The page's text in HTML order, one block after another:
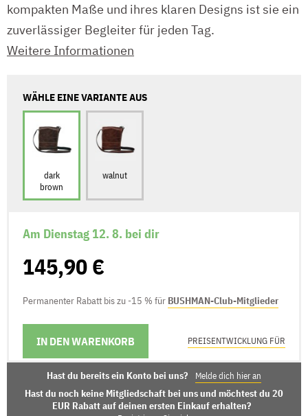
kompakten Maße und ihres klaren Designs ist sie ein
zuverlässiger Begleiter für jeden Tag.
Weitere Informationen
WÄHLE EINE VARIANTE AUS
dark
brown
walnut
Am Dienstag 12. 8. bei dir
145,90 €
Permanenter Rabatt bis zu -15 % für BUSHMAN-Club-Mitglieder
IN DEN WARENKORB
LIEFERMÖGLICHKEITEN PREISENTWICKLUNG FÜR
Hast du bereits ein Konto bei uns? Melde dich hier an
Hast du noch keine Mitgliedschaft bei uns und möchtest du 20
EUR Rabatt auf deinen ersten Einkauf erhalten?